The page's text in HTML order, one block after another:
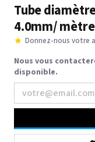
Tube
4.0mm/
Donnez-nous votre
Nous vous
disponible.